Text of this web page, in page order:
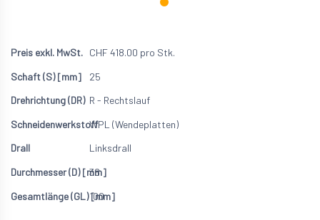
CHF418.00 pro Stk.
25
R - Rechtslauf
WPL (Wendeplatten)
Linksdrall
38
100